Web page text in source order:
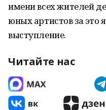
имени всех жителей
юных артистов за это
выступление.
Читайте нас